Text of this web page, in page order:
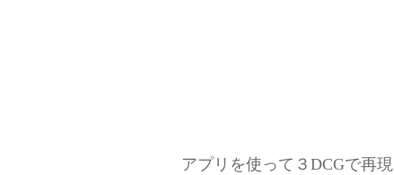
アプリを使って３DCGで再